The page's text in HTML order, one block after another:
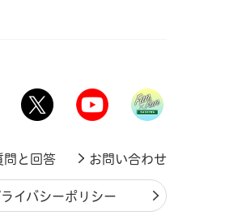
問と回答 お問い合わせ
ライバシーポリシー